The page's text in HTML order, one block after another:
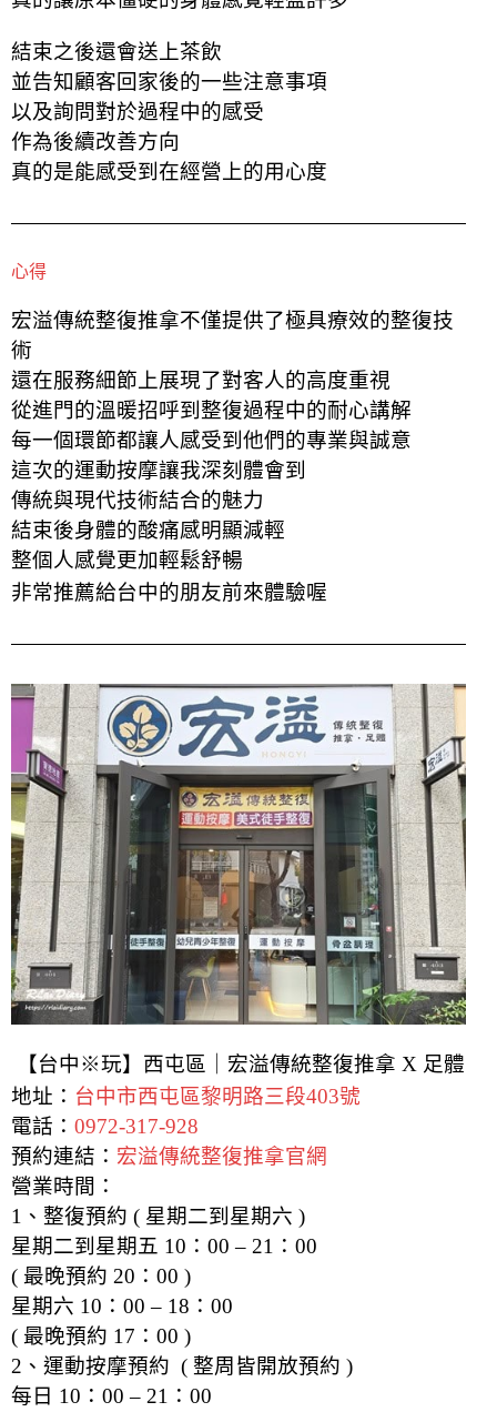
結束之後還會送上茶飲
並告知顧客回家後的一些注意事項
以及詢問對於過程中的感受
作為後續改善方向
真的是能感受到在經營上的用心度
心得
宏溢傳統整復推拿不僅提供了極具療效的整復技
術
還在服務細節上展現了對客人的高度重視
從進門的溫暖招呼到整復過程中的耐心講解
每一個環節都讓人感受到他們的專業與誠意
這次的運動按摩讓我深刻體會到
傳統與現代技術結合的魅力
結束後身體的酸痛感明顯減輕
整個人感覺更加輕鬆舒暢
非常推薦給台中的朋友前來體驗喔
【台中※玩】西屯區｜宏溢傳統整復推拿 X 足體
地址： 台中市西屯區黎明路三段403號
電話： 0972-317-928
預約連結： 宏溢傳統整復推拿官網
營業時間：
1、整復預約 ( 星期二到星期六 )
星期二到星期五 10：00 – 21：00
( 最晚預約 20：00 )
星期六 10：00 – 18：00
( 最晚預約 17：00 )
2、運動按摩預約 ( 整周皆開放預約 )
每日 10：00 – 21：00